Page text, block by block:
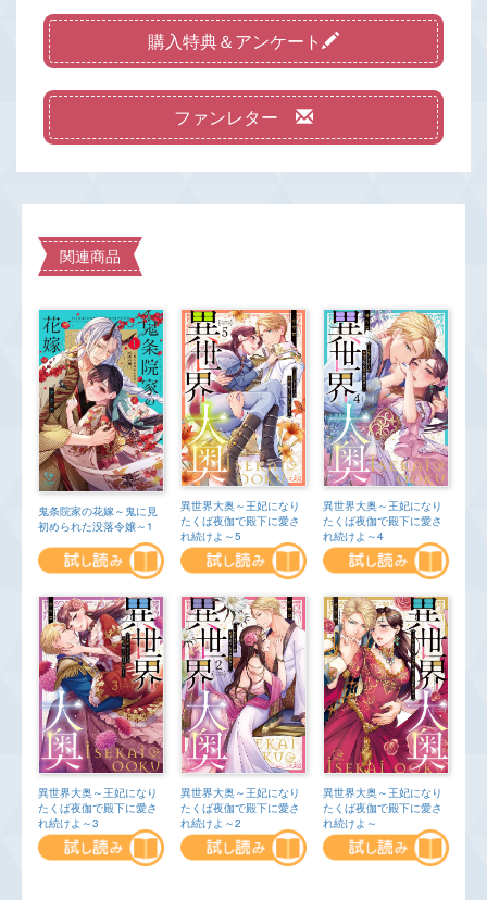
購入特典＆アンケート
ファンレター
関連商品
鬼条院家の花嫁～鬼に見
初められた没落令嬢～1
異世界大奥～王妃になり
たくば夜伽で殿下に愛さ
れ続けよ～5
異世界大奥～王妃になり
たくば夜伽で殿下に愛さ
れ続けよ～4
異世界大奥～王妃になり
たくば夜伽で殿下に愛さ
れ続けよ～3
異世界大奥～王妃になり
たくば夜伽で殿下に愛さ
れ続けよ～2
異世界大奥～王妃になり
たくば夜伽で殿下に愛さ
れ続けよ～